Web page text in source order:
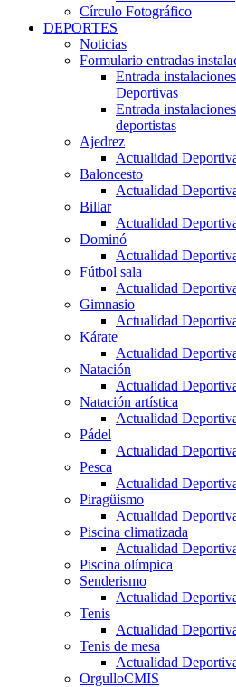
Círculo Fotográfico
DEPORTES
Noticias
Formulario entradas
Entrada
Deportivas
Entrada
deportistas
Ajedrez
Actualidad
Baloncesto
Actualidad
Billar
Actualidad
Dominó
Actualidad
Fútbol sala
Actualidad
Gimnasio
Actualidad
Kárate
Actualidad
Natación
Actualidad
Natación artística
Actualidad
Pádel
Actualidad
Pesca
Actualidad
Piragüismo
Actualidad
Piscina climatizada
Actualidad
Piscina olímpica
Senderismo
Actualidad
Tenis
Actualidad
Tenis de mesa
Actualidad
OrgulloCMIS